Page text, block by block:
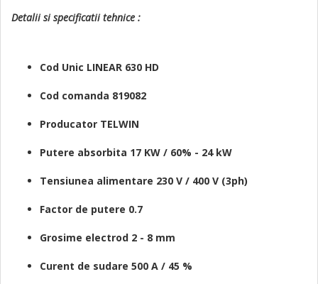
Detalii si specificatii tehnice :
Cod Unic LINEAR 630 HD
Cod comanda 819082
Producator TELWIN
Putere absorbita 17 KW / 60% - 24 kW
Tensiunea alimentare 230 V / 400 V (3ph)
Factor de putere 0.7
Grosime electrod 2 - 8 mm
Curent de sudare 500 A / 45 %